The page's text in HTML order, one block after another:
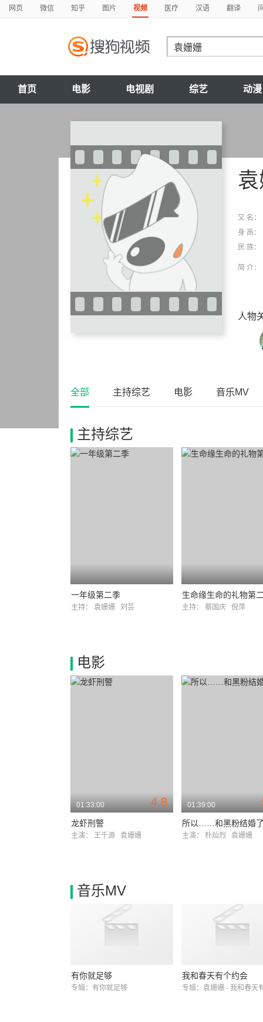
网页 微信 知乎 图片 视频 医疗 汉语 翻译
首页 电影 电视剧 综艺 动漫
又 名：
身 高：
民 族：
简 介：
人物
全部 主持综艺 电影 音乐MV
主持综艺
一年级第二季
主持： 袁姗姗 刘芸
生命缘生命的礼物第
主持： 蔡国庆 倪萍
电影
4.8
01:33:00
龙虾刑警
主演： 王千源 袁姗姗
01:39:00
所以……和黑粉结婚
主演： 朴灿烈 袁姗姗
音乐MV
有你就足够
专辑：有你就足够
我和春天有个约会